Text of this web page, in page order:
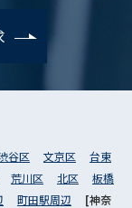
谷区 文京区
台東
荒川区 北区
板橋
町田駅周辺
[神奈